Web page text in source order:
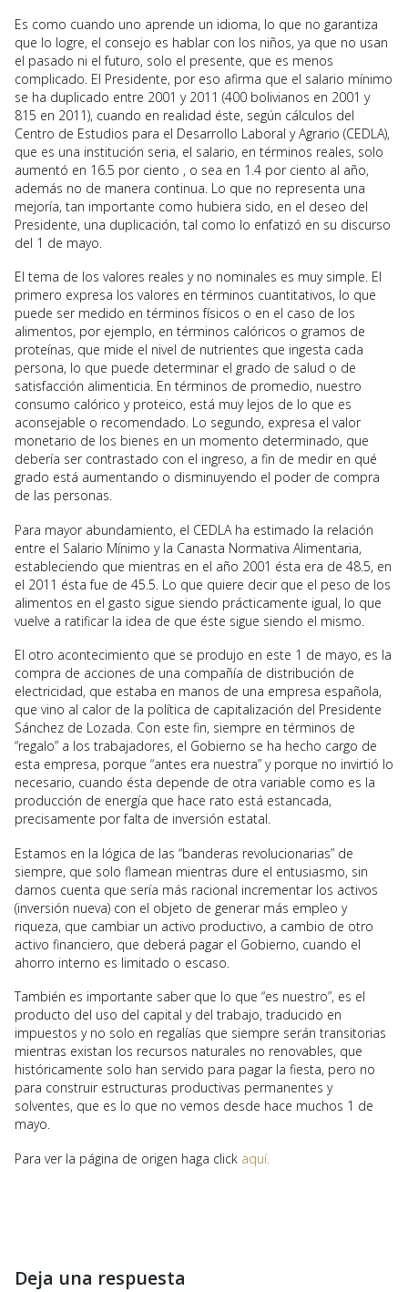
Es como cuando uno aprende un idioma, lo que no garantiza
que lo logre, el consejo es hablar con los niños, ya que no usan
el pasado ni el futuro, solo el presente, que es menos
complicado. El Presidente, por eso afirma que el salario mínimo
se ha duplicado entre 2001 y 2011 (400 bolivianos en 2001 y
815 en 2011), cuando en realidad éste, según cálculos del
Centro de Estudios para el Desarrollo Laboral y Agrario (CEDLA),
que es una institución seria, el salario, en términos reales, solo
aumentó en 16.5 por ciento , o sea en 1.4 por ciento al año,
además no de manera continua. Lo que no representa una
mejoría, tan importante como hubiera sido, en el deseo del
Presidente, una duplicación, tal como lo enfatizó en su discurso
del 1 de mayo.
El tema de los valores reales y no nominales es muy simple. El
primero expresa los valores en términos cuantitativos, lo que
puede ser medido en términos físicos o en el caso de los
alimentos, por ejemplo, en términos calóricos o gramos de
proteínas, que mide el nivel de nutrientes que ingesta cada
persona, lo que puede determinar el grado de salud o de
satisfacción alimenticia. En términos de promedio, nuestro
consumo calórico y proteico, está muy lejos de lo que es
aconsejable o recomendado. Lo segundo, expresa el valor
monetario de los bienes en un momento determinado, que
debería ser contrastado con el ingreso, a fin de medir en qué
grado está aumentando o disminuyendo el poder de compra
de las personas.
Para mayor abundamiento, el CEDLA ha estimado la relación
entre el Salario Mínimo y la Canasta Normativa Alimentaria,
estableciendo que mientras en el año 2001 ésta era de 48.5, en
el 2011 ésta fue de 45.5. Lo que quiere decir que el peso de los
alimentos en el gasto sigue siendo prácticamente igual, lo que
vuelve a ratificar la idea de que éste sigue siendo el mismo.
El otro acontecimiento que se produjo en este 1 de mayo, es la
compra de acciones de una compañía de distribución de
electricidad, que estaba en manos de una empresa española,
que vino al calor de la política de capitalización del Presidente
Sánchez de Lozada. Con este fin, siempre en términos de
“regalo” a los trabajadores, el Gobierno se ha hecho cargo de
esta empresa, porque “antes era nuestra” y porque no invirtió lo
necesario, cuando ésta depende de otra variable como es la
producción de energía que hace rato está estancada,
precisamente por falta de inversión estatal.
Estamos en la lógica de las “banderas revolucionarias” de
siempre, que solo flamean mientras dure el entusiasmo, sin
darnos cuenta que sería más racional incrementar los activos
(inversión nueva) con el objeto de generar más empleo y
riqueza, que cambiar un activo productivo, a cambio de otro
activo financiero, que deberá pagar el Gobierno, cuando el
ahorro interno es limitado o escaso.
También es importante saber que lo que “es nuestro”, es el
producto del uso del capital y del trabajo, traducido en
impuestos y no solo en regalías que siempre serán transitorias
mientras existan los recursos naturales no renovables, que
históricamente solo han servido para pagar la fiesta, pero no
para construir estructuras productivas permanentes y
solventes, que es lo que no vemos desde hace muchos 1 de
mayo.
Para ver la página de origen haga click aquí.
Deja una respuesta